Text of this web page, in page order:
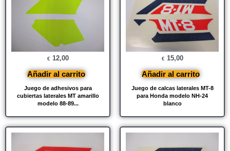
Juego de adhesivos para
cubiertas laterales MT amarillo
modelo 88-89...
€ 12,00
Añadir al carrito
Juego de calcas laterales MT-8
para Honda modelo NH-24
blanco
€ 15,00
Añadir al carrito